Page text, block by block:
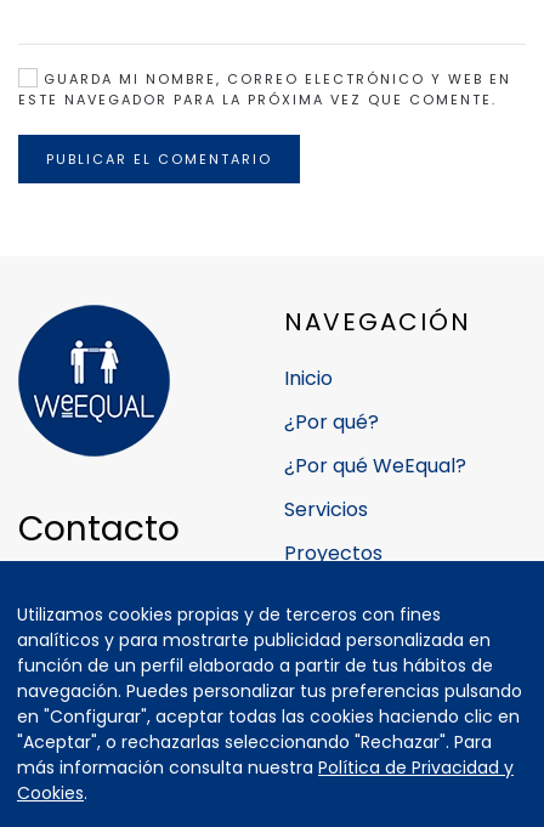
GUARDA MI NOMBRE, CORREO ELECTRÓNICO Y WEB EN
ESTE NAVEGADOR PARA LA PRÓXIMA VEZ QUE COMENTE.
PUBLICAR EL COMENTARIO
Contacto
+34 630 887 724
+34 660 470 436
E-mail:
hola@weequal.eu
NAVEGACIÓN
Inicio
¿Por qué?
¿Por qué WeEqual?
Servicios
Proyectos
Colaborador@s
Blog
Contacto
Utilizamos cookies propias y de terceros con fines
analíticos y para mostrarte publicidad personalizada en
función de un perfil elaborado a partir de tus hábitos de
navegación. Puedes personalizar tus preferencias pulsando
en "Configurar", aceptar todas las cookies haciendo clic en
"Aceptar", o rechazarlas seleccionando "Rechazar". Para
más información consulta nuestra Política de Privacidad y
Cookies.